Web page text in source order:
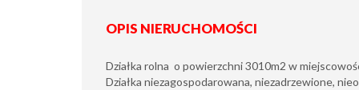
OPIS NIERUCHOMOŚCI
Działka rolna o powierzchni 3010m2 w
Działka niezagospodarowana, niezadrzewione,